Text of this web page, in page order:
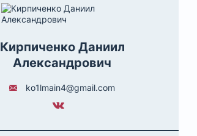
Кирпиченко Даниил
Александрович
ko1lmain4@gmail.com